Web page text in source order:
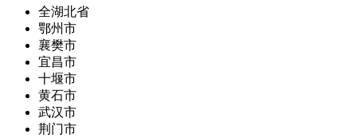
全湖北省
鄂州市
襄樊市
宜昌市
十堰市
黄石市
武汉市
荆门市